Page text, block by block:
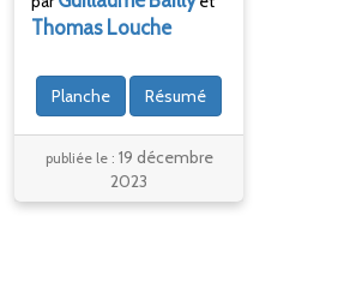
Thomas Louche
Planche Résumé
publiée le : 19 décembre
2023